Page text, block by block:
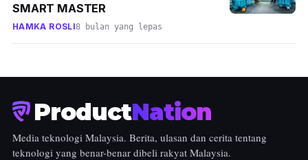
SMART MASTER
HAMKA ROSLI8 bulan yang lepas
ProductNation
Media teknologi Malaysia. Berita, ulasan dan cerita tentang
teknologi yang benar-benar dibeli rakyat Malaysia.